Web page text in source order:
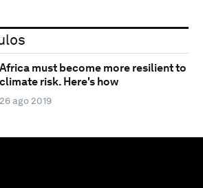
Africa must become more resilient to
climate risk. Here's how
26 ago 2019